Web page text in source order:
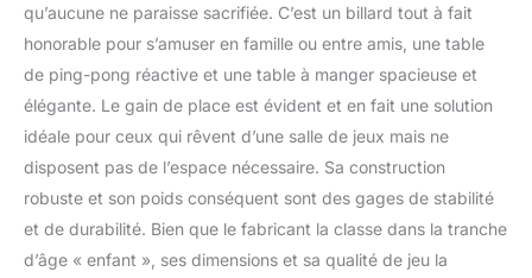
qu’aucune ne paraisse sacrifiée. C’est un billard tout à fait
honorable pour s’amuser en famille ou entre amis, une table
de ping-pong réactive et une table à manger spacieuse et
élégante. Le gain de place est évident et en fait une solution
idéale pour ceux qui rêvent d’une salle de jeux mais ne
disposent pas de l’espace nécessaire. Sa construction
robuste et son poids conséquent sont des gages de stabilité
et de durabilité. Bien que le fabricant la classe dans la tranche
d’âge « enfant », ses dimensions et sa qualité de jeu la